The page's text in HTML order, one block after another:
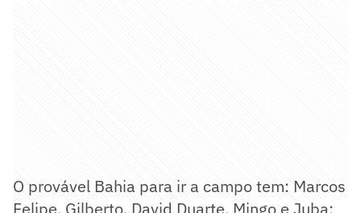
O provável Bahia para ir a campo tem: Marcos
Felipe, Gilberto, David Duarte, Mingo e Juba;